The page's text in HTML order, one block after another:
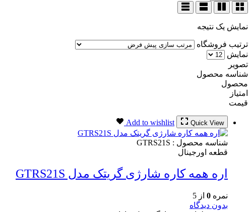
نمایش یک نتیجه
ترتیب فروشگاه
نمایش
تصویر
شناسه محصول
محصول
امتیاز
قیمت
Quick View
Add to wishlist
شناسه محصول : GTRS21S
قطعه اورجینال
اره همه کاره شارژی گریتک مدل GTRS21S
نمره 0 از 5
بدون دیدگاه